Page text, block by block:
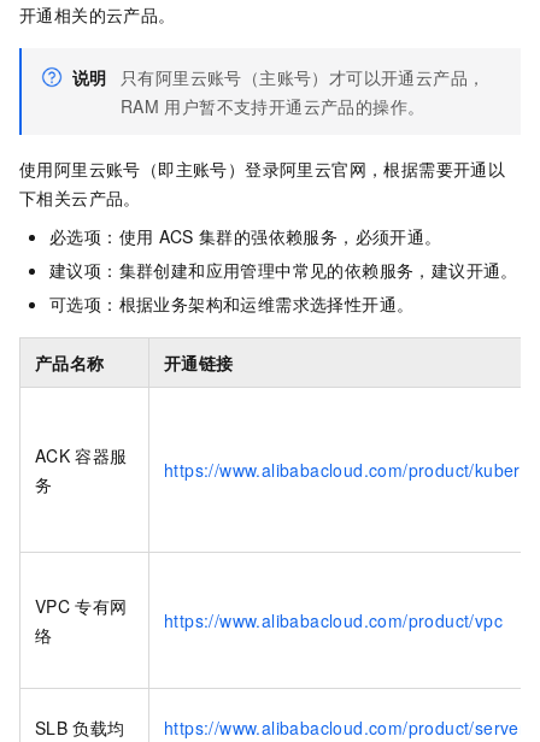
开通相关的云产品。
说明
只有阿里云账号（主账号）才可以开通云产品，
RAM 用户暂不支持开通云产品的操作。
使用阿里云账号（即主账号）登录阿里云官网，根据需要开通以
下相关云产品。
必选项：使用 ACS 集群的强依赖服务，必须开通。
建议项：集群创建和应用管理中常见的依赖服务，建议开通。
可选项：根据业务架构和运维需求选择性开通。
产品名称 开通链接
ACK 容器服
务
https://www.alibabacloud.com/product/
VPC 专有网
络
https://www.alibabacloud.com/product/vpc
SLB 负载均
https://www.alibabacloud.com/product/server-